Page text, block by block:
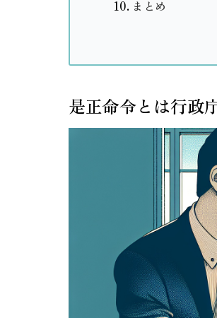
まとめ
是正命令とは行政